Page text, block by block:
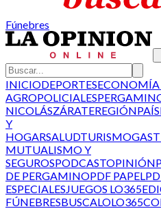
Fúnebres
INICIODEPORTESECONOMÍA
AGROPOLICIALES
NICOLÁSZÁRATEREGIÓNPAÍS
Y
HOGARSALUDTURISMO
MUTUALISMO Y
SEGUROSPODCASTOPINIÓN
DE PERGAMINOPDF PAPEL
ESPECIALESJUEGOS LO365
FÚNEBRESBUSCALOLO365